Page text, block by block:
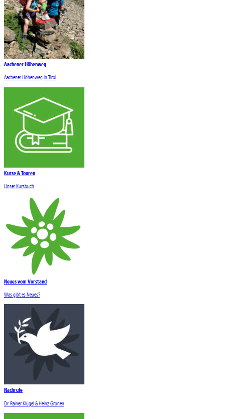
Aachener Höhenweg
Aachener Höhenweg in Tirol
Kurse & Touren
Unser Kursbuch
Neues vom Vorstand
Was gibt es Neues?
Nachrufe
Dr. Rainer Klügel & Heinz Gronen